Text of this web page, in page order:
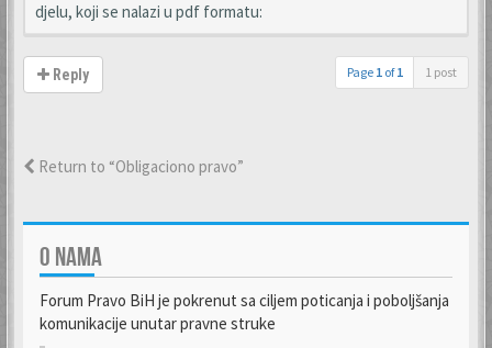
djelu, koji se nalazi u pdf formatu:
Reply Page 1 of1 1 post
Return to “Obligaciono pravo”
O NAMA
Forum Pravo BiH je pokrenut sa ciljem poticanja i poboljšanja
komunikacije unutar pravne struke